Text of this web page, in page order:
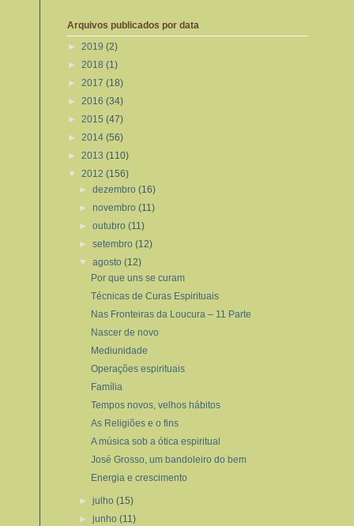
Arquivos publicados por data
► 2019 (2)
► 2018 (1)
► 2017 (18)
► 2016 (34)
► 2015 (47)
► 2014 (56)
► 2013 (110)
▼ 2012 (156)
►dezembro(16)
►novembro(11)
►outubro(11)
►setembro(12)
▼agosto(12)
Por que uns se curam
Técnicas de Curas Espirituais
Nas Fronteiras da Loucura – 11 Parte
Nascer de novo
Mediunidade
Operações espirituais
Família
Tempos novos, velhos hábitos
As Religiões e o fins
A música sob a ótica espiritual
José Grosso, um bandoleiro do bem
Energia e crescimento
►julho(15)
►junho(11)